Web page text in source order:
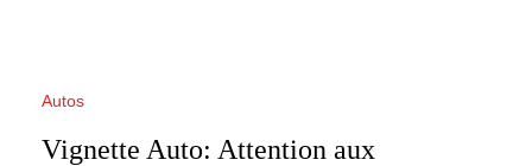
Autos
Vignette Auto: Attention aux